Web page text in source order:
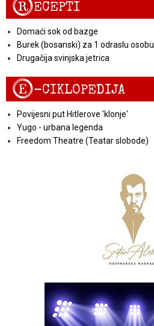
RECEPTI
Domaći sok od bazge
Burek (bosanski) za 1 odraslu osobu
Drugačija svinjska jetrica
E-CIKLOPEDIJA
Povijesni put Hitlerove 'klonje'
Yugo - urbana legenda
Freedom Theatre (Teatar slobode)